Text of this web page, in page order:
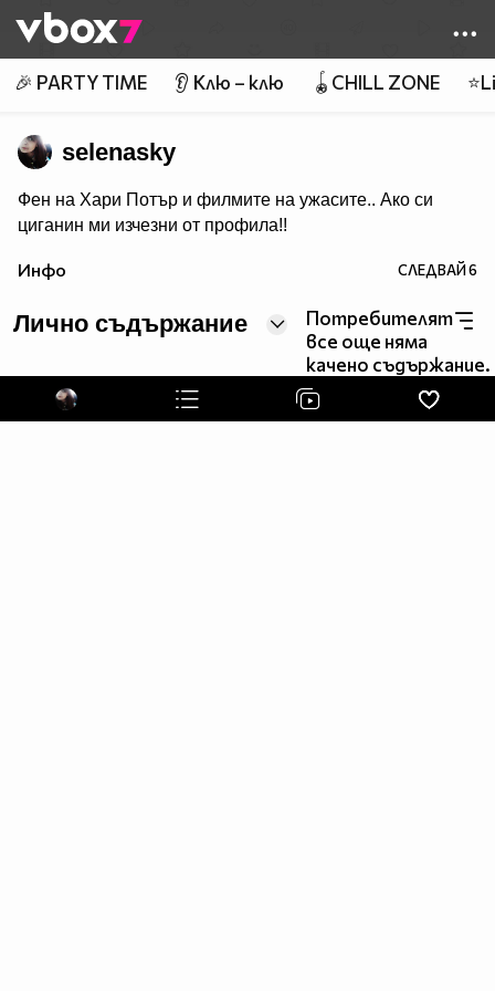
👾
🎉 PARTY TIME 👂 Клю – клю 🪀CHILL ZONE
selenasky
Фен на Хари Потър и филмите на ужасите.. Ако си
циганин ми изчезни от профила!!
Инфо СЛЕДВАЙ6
Лично съдържание
Потребителят
все още няма
качено съдържание.